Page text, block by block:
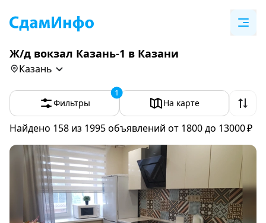
Ж/д вокзал Казань-1 в Казани
Казань
Фильтры
1
На карте
Найдено 158 из 1995 объявлений от 1800 до 13000 ₽